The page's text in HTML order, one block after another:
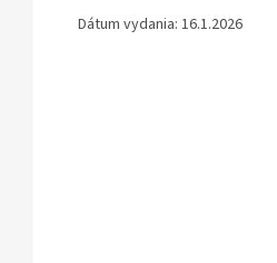
Dátum vydania: 16.1.2026